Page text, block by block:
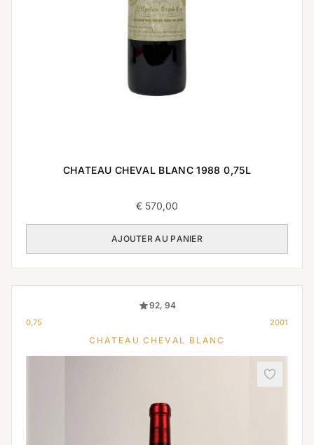
CHATEAU CHEVAL BLANC 1988 0,75L
€ 570,00
AJOUTER AU PANIER
92, 94
0,75 2001
CHATEAU CHEVAL BLANC